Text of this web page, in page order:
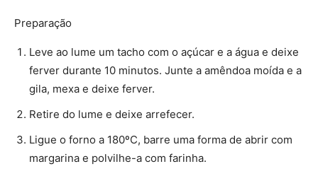
Preparação
Leve ao lume um tacho com o açúcar e a água e deixe
ferver durante 10 minutos. Junte a amêndoa moída e a
gila, mexa e deixe ferver.
Retire do lume e deixe arrefecer.
Ligue o forno a 180ºC, barre uma forma de abrir com
margarina e polvilhe-a com farinha.